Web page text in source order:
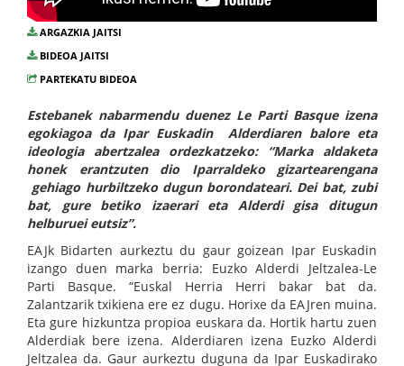
ARGAZKIA JAITSI
BIDEOA JAITSI
PARTEKATU BIDEOA
Estebanek nabarmendu duenez Le Parti Basque izena
egokiagoa da Ipar Euskadin Alderdiaren balore eta
ideologia abertzalea ordezkatzeko: “Marka aldaketa
honek erantzuten dio Iparraldeko gizartearengana
gehiago hurbiltzeko dugun borondateari. Dei bat, zubi
bat, gure betiko izaerari eta Alderdi gisa ditugun
helburuei eutsiz”.
EAJk Bidarten aurkeztu du gaur goizean Ipar Euskadin
izango duen marka berria: Euzko Alderdi Jeltzalea-Le
Parti Basque. “Euskal Herria Herri bakar bat da.
Zalantzarik txikiena ere ez dugu. Horixe da EAJren muina.
Eta gure hizkuntza propioa euskara da. Hortik hartu zuen
Alderdiak bere izena. Alderdiaren izena Euzko Alderdi
Jeltzalea da. Gaur aurkeztu duguna da Ipar Euskadirako